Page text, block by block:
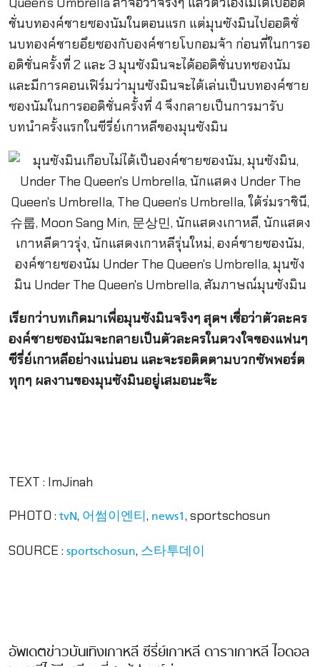
ชั่นบทองค์ชายซองนัมในตอนแรก แต่มุนซังมินไปออดิชั่
นบทองค์ชายอึยซองกับองค์ชายโบกอมจ้า ก่อนที่ในการอ
อดิชั่นครั้งที่ 2 และ 3 มุนซังมินจะได้ออดิชั่นบทซองนัม
และมีการคอนเฟิร์มว่ามุนซังมินจะได้เล่นเป็นบทองค์ชาย
ซองนัมในการออดิชั่นครั้งที่ 4 จึงกลายเป็นการมารับ
บทนำครั้งแรกในซีรี่ย์เกาหลีของมุนซังมิน
เรียกว่าบทเกิดมาเพื่อมุนซังมินจริงๆ สุดฯ เชื่อว่าตัวละคร
องค์ชายซองนัมจะกลายเป็นตัวละครในดวงใจของแฟนๆ
ซีรี่ย์เกาหลีอย่างแน่นอน และจะรอติดตามบวกซัพพอร์ต
ทุกๆ ผลงานของมุนซังมินอยู่เสมอนะจ๊ะ
TEXT : ImJinah
PHOTO : tvN, 어썸이엔티, news1, sportschosun
SOURCE : sportschosun, 스타투데이
อัพเดตข่าวบันเทิงเกาหลี ซีรี่ย์เกาหลี ดาราเกาหลี ไอดอล